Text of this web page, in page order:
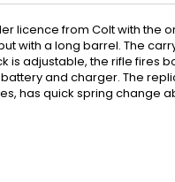
licence from Colt with the
with a long barrel. The
adjustable, the rifle fires
and charger. The
has quick spring change